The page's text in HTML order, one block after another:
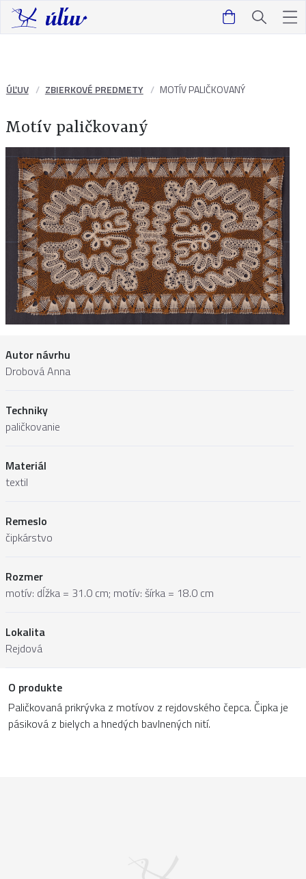
ÚĽUV ZBIERKOVÉ PREDMETY MOTÍV PALIČKOVANÝ
Motív paličkovaný
Autor návrhu
Drobová Anna
Techniky
paličkovanie
Materiál
textil
Remeslo
čipkárstvo
Rozmer
motív: dĺžka = 31.0 cm; motív: šírka = 18.0 cm
Lokalita
Rejdová
O produkte
Paličkovaná prikrývka z motívov z rejdovského čepca. Čipka je
pásiková z bielych a hnedých bavlnených nití.